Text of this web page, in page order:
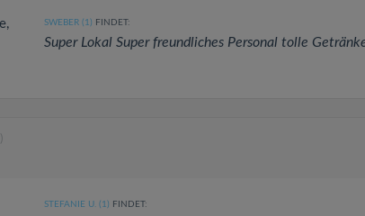
SWEBER (1) FINDET:
Super Lokal Super freundliches Personal tolle
STEFANIE U. (1) FINDET: